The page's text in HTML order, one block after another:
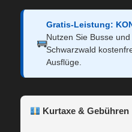
Gratis-Leistung:
Nutzen Sie Busse
Schwarzwald
Ausflüge.
Kurtaxe & Gebühren